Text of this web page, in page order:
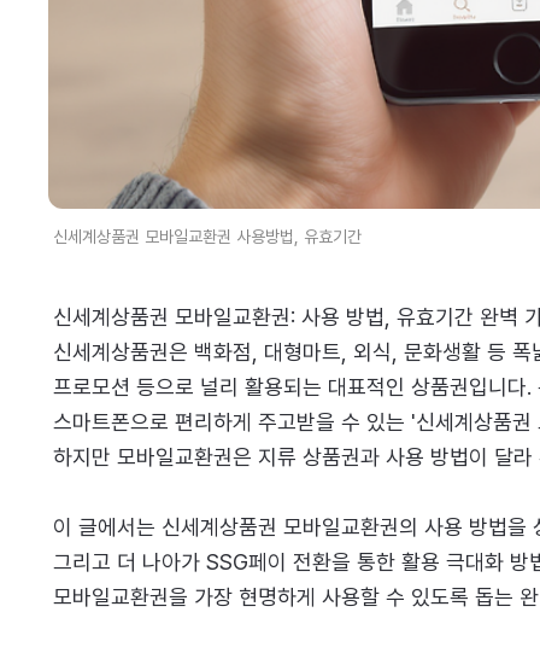
신세계상품권 모바일교환권 사용방법, 유효기간
신세계상품권 모바일교환권: 사용 방법, 유효기간 완벽
신세계상품권은 백화점, 대형마트, 외식, 문화생활 등
프로모션 등으로 널리 활용되는 대표적인 상품권입니다
스마트폰으로 편리하게 주고받을 수 있는 '신세계상품
하지만 모바일교환권은 지류 상품권과 사용 방법이 달
이 글에서는 신세계상품권 모바일교환권의 사용 방법
그리고 더 나아가 SSG페이 전환을 통한 활용 극대화
모바일교환권을 가장 현명하게 사용할 수 있도록 돕는